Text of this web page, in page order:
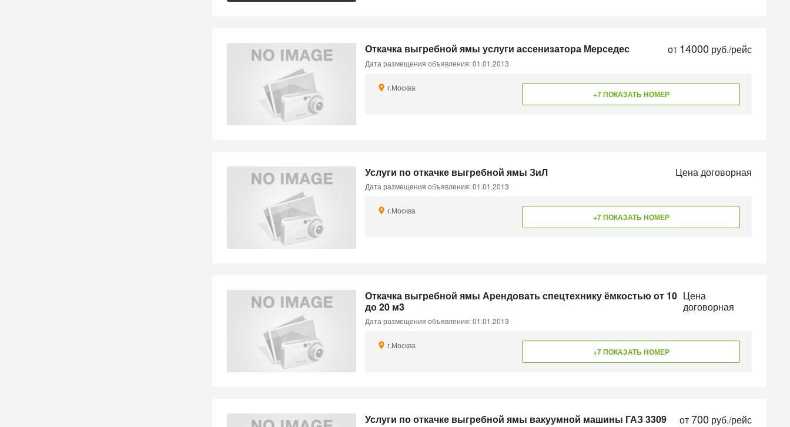
Откачка выгребной ямы услуги ассенизатора Мерседес от 14000 руб./рейс
Дата размещения объявления: 01.01.2013
г.Москва
+7 ПОКАЗАТЬ НОМЕР
Услуги по откачке выгребной ямы ЗиЛ Цена договорная
Дата размещения объявления: 01.01.2013
г.Москва
+7 ПОКАЗАТЬ НОМЕР
Откачка выгребной ямы Арендовать спецтехнику ёмкостью от 10
до 20 м3
Цена
договорная
Дата размещения объявления: 01.01.2013
г.Москва
+7 ПОКАЗАТЬ НОМЕР
Услуги по откачке выгребной ямы вакуумной машины ГАЗ 3309 от700 руб./рейс